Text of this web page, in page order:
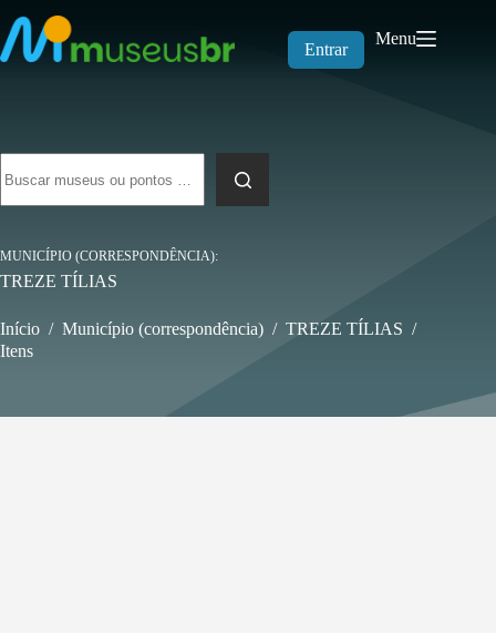
para
o
conteúdo
Entrar
Menu
resultados
MUNICÍPIO (CORRESPONDÊNCIA)
TREZE TÍLIAS
Início / Município (correspondência) / TREZE TÍLIAS /
Itens